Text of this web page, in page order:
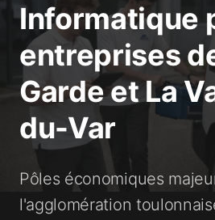
Informatique
entreprises
Garde et La
du-Var
Pôles économiques
l'agglomération